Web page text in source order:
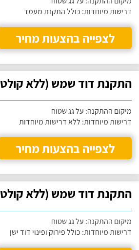
דרישות מיוחדות: כולל התקנת מעמד
לצפייה בהצעות מחיר
התקנת דוד שמש (ללא קולטים), 150
מיקום ההתקנה: על גג שטוח
דרישות מיוחדות: ללא דרישות מיוחדות
לצפייה בהצעות מחיר
התקנת דוד שמש (ללא קולטים), 150
מיקום ההתקנה: על גג שטוח
דרישות מיוחדות: כולל פירוק ופינוי דוד ישן